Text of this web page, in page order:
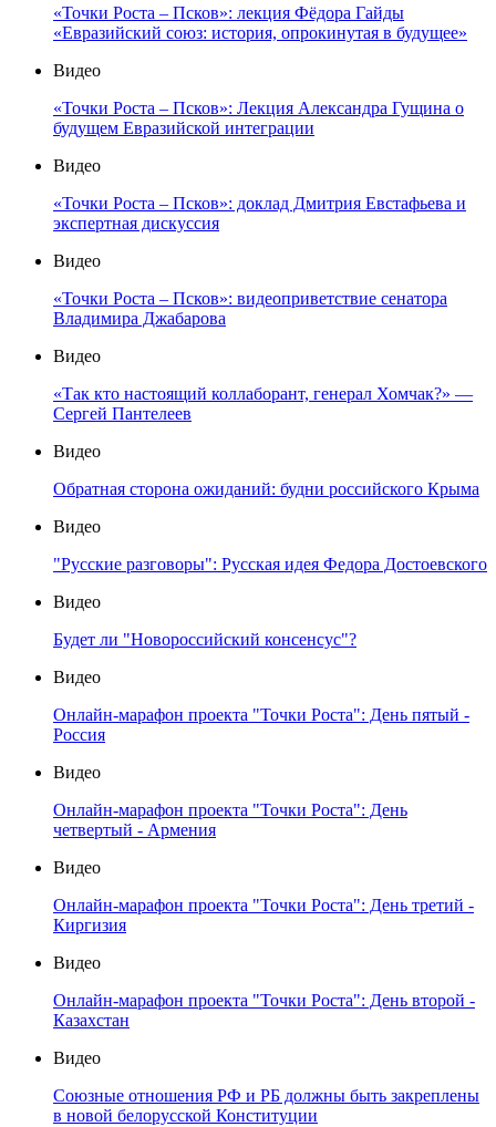
«Точки Роста – Псков»: лекция Фёдора Гайды
«Евразийский союз: история, опрокинутая в будущее»
Видео
«Точки Роста – Псков»: Лекция Александра Гущина о
будущем Евразийской интеграции
Видео
«Точки Роста – Псков»: доклад Дмитрия Евстафьева и
экспертная дискуссия
Видео
«Точки Роста – Псков»: видеоприветствие сенатора
Владимира Джабарова
Видео
«Так кто настоящий коллаборант, генерал Хомчак?» —
Сергей Пантелеев
Видео
Обратная сторона ожиданий: будни российского Крыма
Видео
"Русские разговоры": Русская идея Федора Достоевского
Видео
Будет ли "Новороссийский консенсус"?
Видео
Онлайн-марафон проекта "Точки Роста": День пятый -
Россия
Видео
Онлайн-марафон проекта "Точки Роста": День
четвертый - Армения
Видео
Онлайн-марафон проекта "Точки Роста": День третий -
Киргизия
Видео
Онлайн-марафон проекта "Точки Роста": День второй -
Казахстан
Видео
Союзные отношения РФ и РБ должны быть закреплены
в новой белорусской Конституции